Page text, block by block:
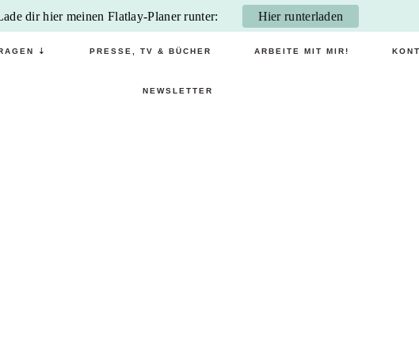
⇣ PRESSE, TV & BÜCHER ARBEITE MIT MIR!
NEWSLETTER
dir hier meinen Flatlay-Planer runter: Hier runterladen